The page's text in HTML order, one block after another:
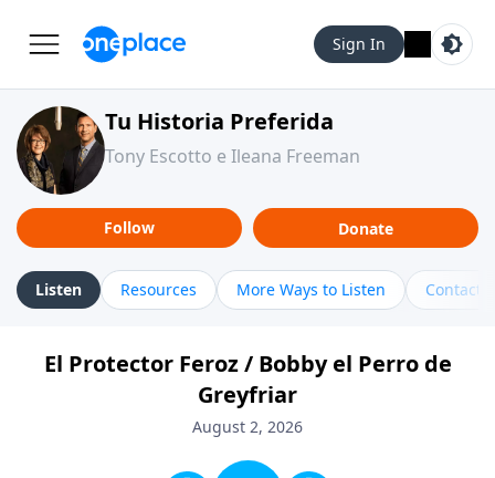
Sign In
Tu Historia Preferida
Tony Escotto e Ileana Freeman
Follow Donate
Listen Resources More Ways to Listen Contact
El Protector Feroz / Bobby el Perro de
Greyfriar
August 2, 2026